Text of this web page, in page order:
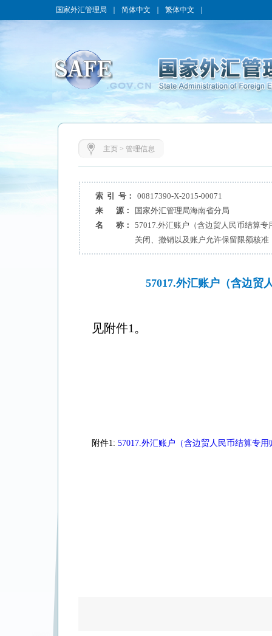
国家外汇管理局 简体中文 繁体中文
主页> 管理信息
索 引 号：
00817390-X-2015-00071
来 源：
国家外汇管理局海南省分局
名 称：
57017.外汇账户（含边贸人民币结算专
关闭、撤销以及账户允许保留限额核准
57017.外汇账户（含边贸
见附件1。
附件1: 57017.外汇账户（含边贸人民币结算专